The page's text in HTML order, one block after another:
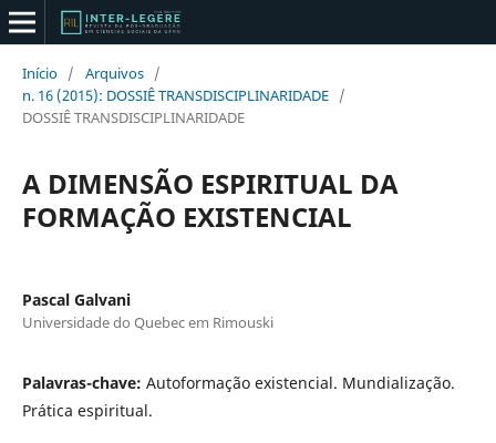
Início / Arquivos /
n. 16 (2015): DOSSIÊ TRANSDISCIPLINARIDADE /
DOSSIÊ TRANSDISCIPLINARIDADE
A DIMENSÃO ESPIRITUAL DA
FORMAÇÃO EXISTENCIAL
Pascal Galvani
Universidade do Quebec em Rimouski
Palavras-chave: Autoformação existencial. Mundialização.
Prática espiritual.